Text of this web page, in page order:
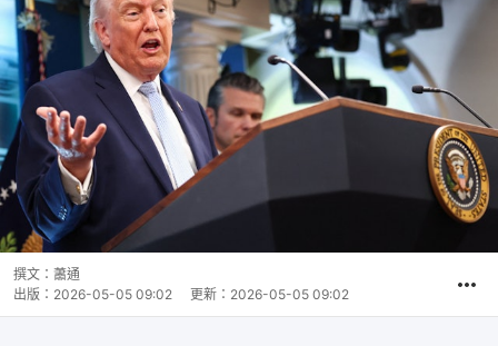
撰文： 蕭通
出版： 2026-05-05 09:02 更新： 2026-05-05 09:02